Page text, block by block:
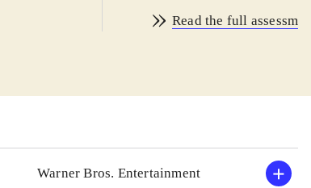
også
Spillet introducerer et
modstandere.
med kendte figurer fra
gøre det til et af de
Read the full
Warner Bros. Entertainment